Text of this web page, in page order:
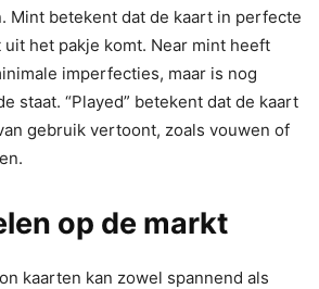
Mint betekent dat de kaart in perfecte
het pakje komt. Near mint heeft
imperfecties, maar is nog
staat. “Played” betekent dat de kaart
gebruik vertoont, zoals vouwen of
op de markt
kaarten kan zowel spannend als